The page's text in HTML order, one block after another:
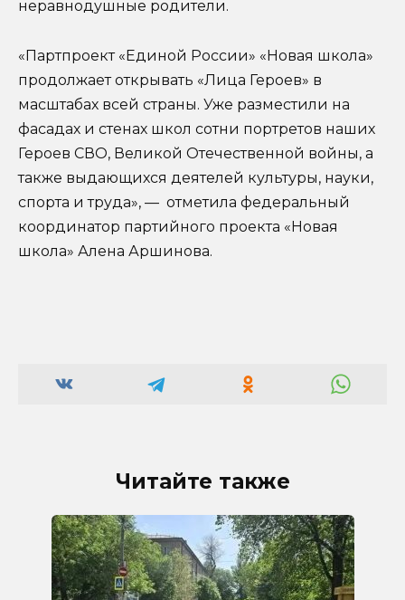
неравнодушные родители.
«Партпроект «Единой России» «Новая школа»
продолжает открывать «Лица Героев» в
масштабах всей страны. Уже разместили на
фасадах и стенах школ сотни портретов наших
Героев СВО, Великой Отечественной войны, а
также выдающихся деятелей культуры, науки,
спорта и труда», — отметила федеральный
координатор партийного проекта «Новая
школа» Алена Аршинова.
Читайте также